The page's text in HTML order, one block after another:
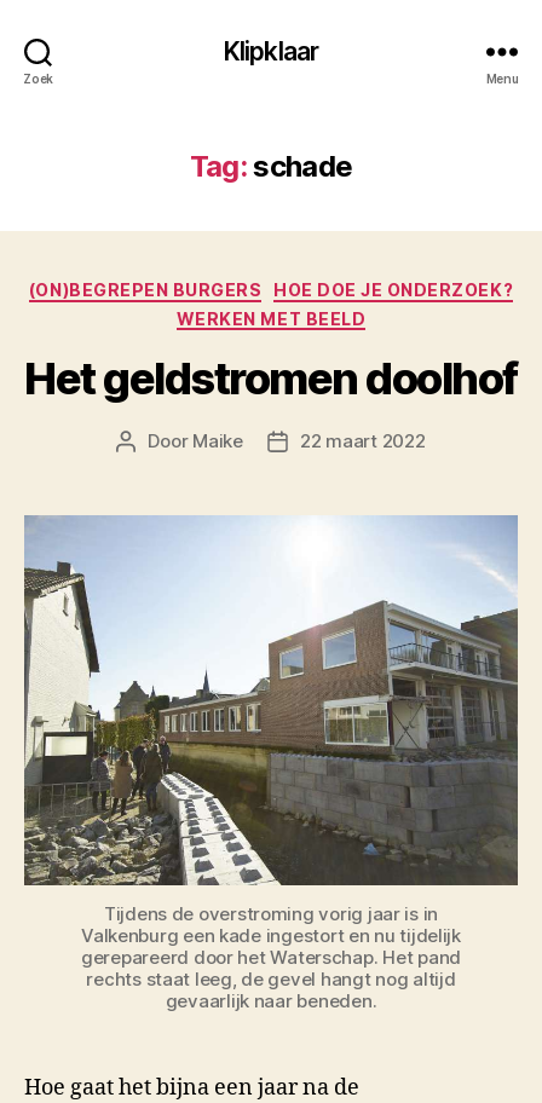
Zoek
Klipklaar
Menu
Tag:schade
Categorieën
(ON)BEGREPEN BURGERS
HOE DOE JE ONDERZOEK?
WERKEN MET BEELD
Het geldstromen doolhof
Berichtauteur
Door Maike Berichtdatum
22 maart 2022
Tijdens de overstroming vorig jaar is in
Valkenburg een kade ingestort en nu tijdelijk
gerepareerd door het Waterschap. Het pand
rechts staat leeg, de gevel hangt nog altijd
gevaarlijk naar beneden.
Hoe gaat het bijna een jaar na de